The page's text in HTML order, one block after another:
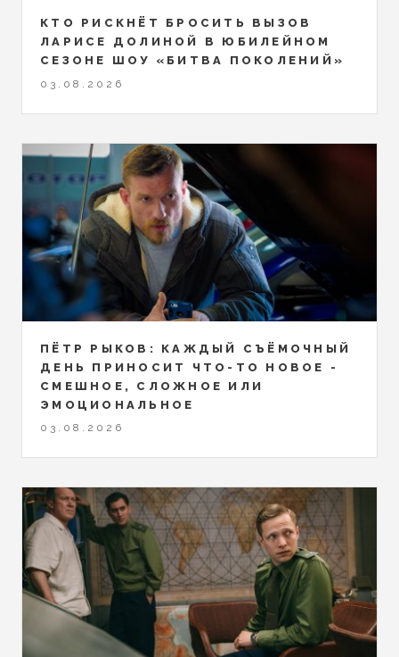
КТО РИСКНЁТ БРОСИТЬ ВЫЗОВ
ЛАРИСЕ ДОЛИНОЙ В ЮБИЛЕЙНОМ
СЕЗОНЕ ШОУ «БИТВА ПОКОЛЕНИЙ»
03.08.2026
ПЁТР РЫКОВ: КАЖДЫЙ СЪЁМОЧНЫЙ
ДЕНЬ ПРИНОСИТ ЧТО-ТО НОВОЕ -
СМЕШНОЕ, СЛОЖНОЕ ИЛИ
ЭМОЦИОНАЛЬНОЕ
03.08.2026